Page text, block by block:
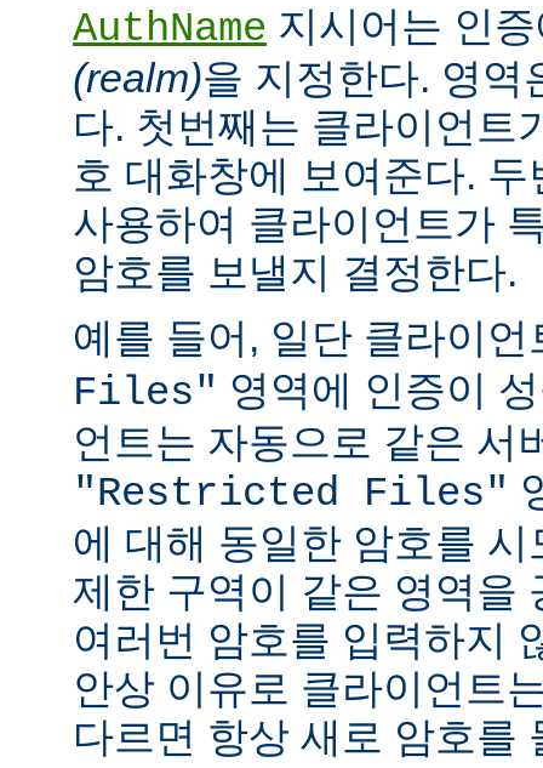
AuthName 지시어는 인
(realm)을 지정한다. 영역
다. 첫번째는 클라이언트
호 대화창에 보여준다.
사용하여 클라이언트가
암호를 보낼지 결정한다.
예를 들어, 일단 클라이
Files" 영역에 인증이
언트는 자동으로 같은 서
"Restricted Files"
에 대해 동일한 암호를
제한 구역이 같은 영역을
여러번 암호를 입력하지
안상 이유로 클라이언트
다르면 항상 새로 암호를